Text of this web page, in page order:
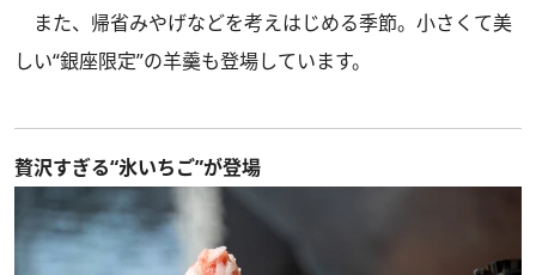
また、帰省みやげなどを考えはじめる季節。小さくて美
しい“銀座限定”の羊羹も登場しています。
贅沢すぎる“氷いちご”が登場